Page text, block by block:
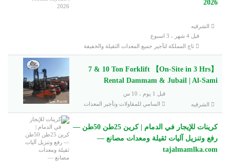
2026
الشرقيه
قبل 4 شهر ، 3 اسبوع
تاج المملكة لتأجير جميع المعدات الثقيلة والخفيفة
【On-Site in 3 Hrs】 7 & 10 Ton Forklift
Rental Dammam & Jubail | Al-Sami
الشرقيه
قبل 1 يوم ، 10 س
السامي للمقاولات وتأجير المعدات
كرينات للإيجار في الدمام | كرين 25طن 50طن —
رفع وتنزيل آليات ثقيلة ومعدات مصانع —
tajalmamlka.com